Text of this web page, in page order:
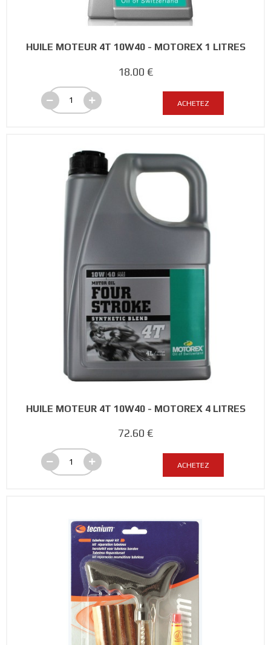
HUILE MOTEUR 4T 10W40 - MOTOREX 1 LITRES
18.00 €
ACHETEZ
HUILE MOTEUR 4T 10W40 - MOTOREX 4 LITRES
72.60 €
ACHETEZ